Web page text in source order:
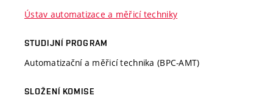
Ústav automatizace a měřicí techniky
STUDIJNÍ PROGRAM
Automatizační a měřicí technika (BPC-AMT)
SLOŽENÍ KOMISE